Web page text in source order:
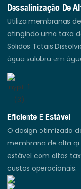
Dessalinização De
Utiliza membranas
atingindo uma taxa
Sólidos Totais
água salobra em
Eficiente E Estável
O design otimizado
membrana de alta
estável com altas
custos operacionais.